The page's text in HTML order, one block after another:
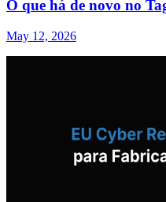
O que há de novo no
May 12, 2026